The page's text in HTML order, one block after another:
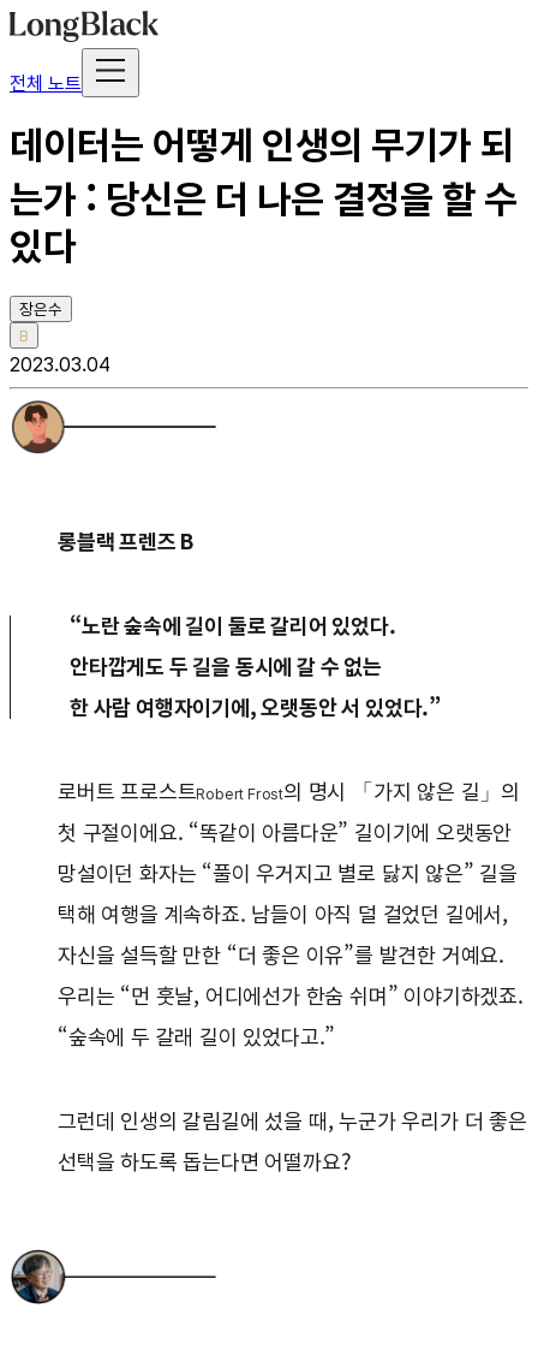
전체 노트
데이터는 어떻게 인생의 무기가 되
는가 : 당신은 더 나은 결정을 할 수
있다
장은수
B
2023.03.04
롱블랙 프렌즈 B
“노란 숲속에 길이 둘로 갈리어 있었다.
안타깝게도 두 길을 동시에 갈 수 없는
한 사람 여행자이기에, 오랫동안 서 있었다.”
로버트 프로스트Robert Frost의 명시 「가지 않은 길」의
첫 구절이에요. “똑같이 아름다운” 길이기에 오랫동안
망설이던 화자는 “풀이 우거지고 별로 닳지 않은” 길을
택해 여행을 계속하죠. 남들이 아직 덜 걸었던 길에서,
자신을 설득할 만한 “더 좋은 이유”를 발견한 거예요.
우리는 “먼 훗날, 어디에선가 한숨 쉬며” 이야기하겠죠.
“숲속에 두 갈래 길이 있었다고.”
그런데 인생의 갈림길에 섰을 때, 누군가 우리가 더 좋은
선택을 하도록 돕는다면 어떨까요?